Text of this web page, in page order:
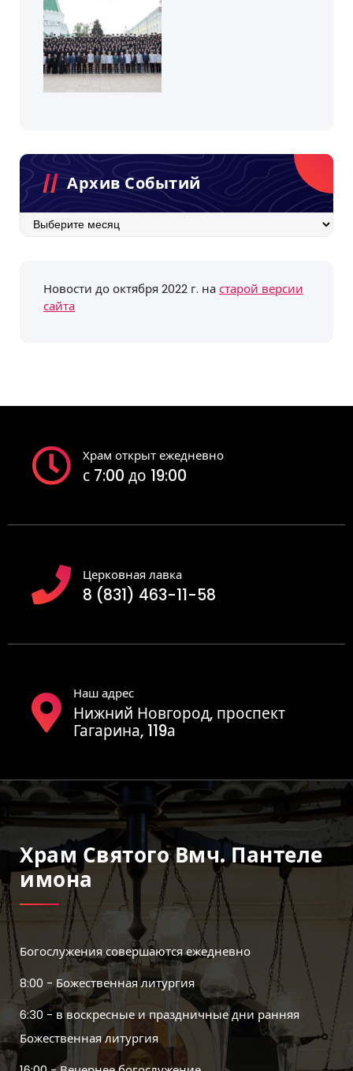
Архив Событий
Архив
Новости до октября 2022 г. настарой версии
сайта
Храм открыт ежедневно
с 7:00 до 19:00
Церковная лавка
8 (831) 463-11-58
Наш адрес
Нижний Новгород, проспект
Гагарина, 119а
Храм Святого Вмч. Пантеле
Имона
Богослужения совершаются ежедневно
8:00 - Божественная литургия
6:30 - в воскресные и праздничные дни ранняя
Божественная литургия